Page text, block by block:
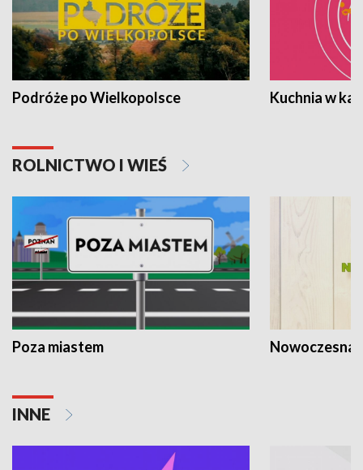
Podróże po Wielkopolsce Kuchnia w
ROLNICTWO I WIEŚ
Poza miastem Nowoczesna
INNE